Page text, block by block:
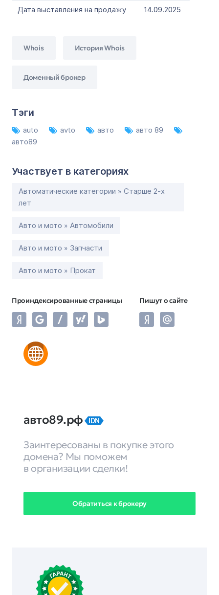
Дата выставления на продажу
14.09.2025
Whois История Whois
Доменный брокер
Тэги
auto avto авто
авто 89
авто89
Участвует в категориях
Автоматические категории » Старше 2-х
лет
Авто и мото » Автомобили
Авто и мото » Запчасти
Авто и мото » Прокат
Проиндексированные страницы Пишут о сайте
авто89.рф IDN
Заинтересованы в покупке этого
домена? Мы поможем
в организации сделки!
Обратиться к брокеру